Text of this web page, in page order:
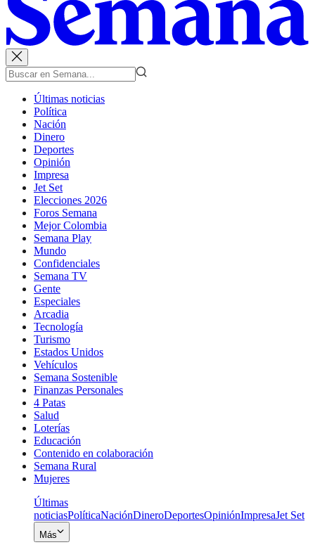
Últimas noticias
Política
Nación
Dinero
Deportes
Opinión
Impresa
Jet Set
Elecciones 2026
Foros Semana
Mejor Colombia
Semana Play
Mundo
Confidenciales
Semana TV
Gente
Especiales
Arcadia
Tecnología
Turismo
Estados Unidos
Vehículos
Semana Sostenible
Finanzas Personales
4 Patas
Salud
Loterías
Educación
Contenido en colaboración
Semana Rural
Mujeres
Últimas
noticiasPolíticaNaciónDineroDeportesOpiniónImpresaJet Set
Más